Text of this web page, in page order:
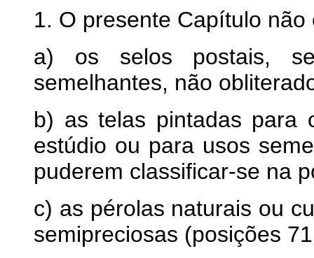
1. O presente Capítulo não
a) os selos postais,
semelhantes, não
b) as telas pintadas para
estúdio ou para usos
puderem classificar-se na
c) as pérolas naturais ou
semipreciosas (posições